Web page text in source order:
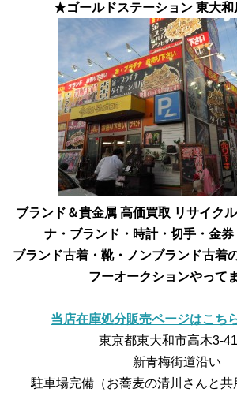
★ゴールドステーション 東大
ブランド＆貴金属 高価買取 リサイク
ナ・ブランド・時計・切手・金券
ブランド古着・靴・ノンブランド古着
フーオークションやって
当店在庫処分販売ページはこち
東京都東大和市高木3-
新青梅街道沿い
駐車場完備（お蕎麦の清川さんと共